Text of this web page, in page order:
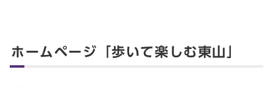
ホームページ「歩いて楽しむ東山」